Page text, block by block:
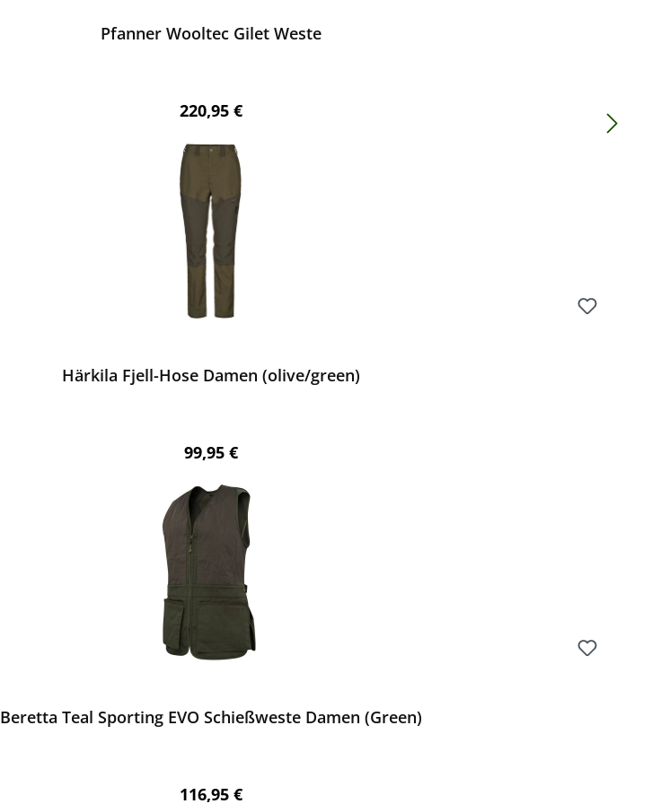
Pfanner Wooltec Gilet Weste
Regulärer Preis:
220,95 €
Härkila Fjell-Hose Damen (olive/green)
Regulärer Preis:
99,95 €
Beretta Teal Sporting EVO Schießweste Damen (Green)
Regulärer Preis:
116,95 €